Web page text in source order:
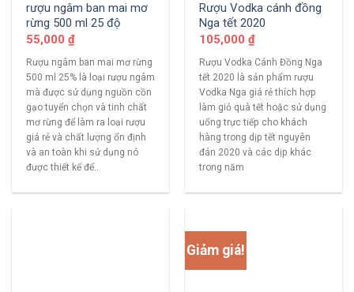
rượu ngâm ban mai mơ
rừng 500 ml 25 độ
55,000 ₫
Rượu ngâm ban mai mơ rừng
500 ml 25% là loại rượu ngâm
mà được sử dụng nguồn cồn
gạo tuyển chọn và tinh chất
mơ rừng để làm ra loại rượu
giá rẻ và chất lượng ổn định
và an toàn khi sử dụng nó
được thiết kế để..
Rượu Vodka cánh đồng
Nga tết 2020
105,000 ₫
Rượu Vodka Cánh Đồng Nga
tết 2020 là sản phẩm rượu
Vodka Nga giá rẻ thích hợp
làm giỏ quà tết hoặc sử dụng
uống trực tiếp cho khách
hàng trong dịp tết nguyên
đán 2020 và các dịp khác
trong năm
Giảm giá!